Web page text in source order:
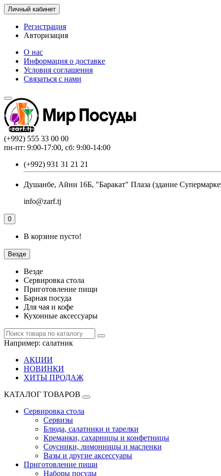
Личный кабинет
Регистрация
Авторизация
О нас
Информация о доставке
Условия соглашения
Связаться с нами
(+992) 555 33 00 00
пн-пт: 9:00-17:00, сб: 9:00-14:00
(+992) 931 31 21 21
Душанбе, Айни 16Б, "Баракат" Плаза (здание
info@zarf.tj
0
В корзине пусто!
Везде
Везде
Сервировка стола
Приготовление пищи
Барная посуда
Для чая и кофе
Кухонные аксессуары
Например: салатник
АКЦИИ
НОВИНКИ
ХИТЫ ПРОДАЖ
КАТАЛОГ ТОВАРОВ
Сервировка стола
Сервизы
Блюда, салатники и тарелки
Креманки, сахарницы и конфетницы
Соусники, лимонницы и масленки
Вазы и другие аксессуары
Приготовление пищи
Наборы посуды